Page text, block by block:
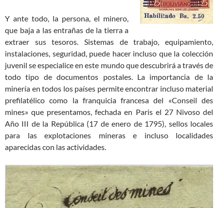
Y ante todo, la persona, el minero,
que baja a las entrañas de la tierra a
extraer sus tesoros. Sistemas de trabajo, equipamiento,
instalaciones, seguridad, puede hacer incluso que la colección
juvenil se especialice en este mundo que descubrirá a través de
todo tipo de documentos postales. La importancia de la
minería en todos los países permite encontrar incluso material
prefilatélico como la franquicia francesa del «Conseil des
mines» que presentamos, fechada en Paris el 27 Nivoso del
Año III de la República (17 de enero de 1795), sellos locales
para las explotaciones mineras e incluso localidades
aparecidas con las actividades.